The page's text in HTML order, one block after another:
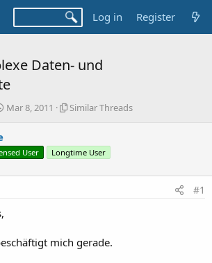
Log in Register
Daten- und
S
t
a
Mar 8, 2011
S
l
r
a
Similar Threads
User Longtime User
#1
mich gerade.